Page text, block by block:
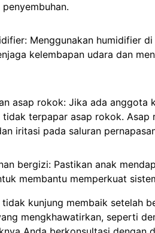
Menggunakan humidifier
kelembapan udara dan
asap rokok: Jika ada anggota
tidak terpapar asap rokok.
iritasi pada saluran
bergizi: Pastikan anak
membantu memperkuat
kunjung membaik setelah
mengkhawatirkan, seperti